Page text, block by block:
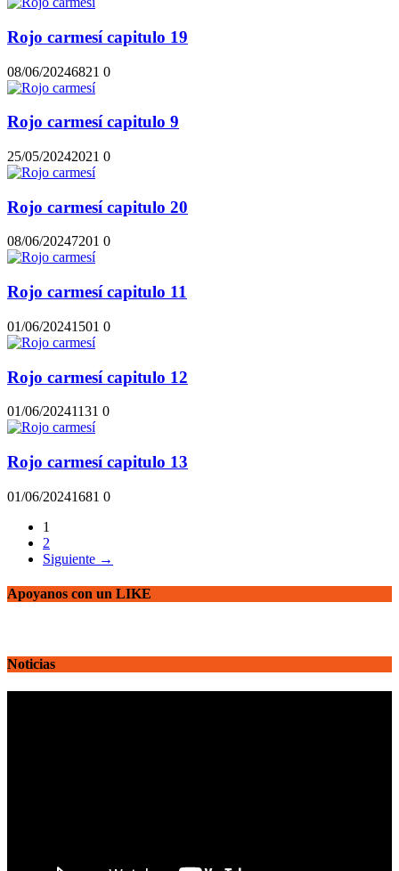
Rojo carmesí capitulo 19
08/06/20246821 0
Rojo carmesí capitulo 9
25/05/20242021 0
Rojo carmesí capitulo 20
08/06/20247201 0
Rojo carmesí capitulo 11
01/06/20241501 0
Rojo carmesí capitulo 12
01/06/20241131 0
Rojo carmesí capitulo 13
01/06/20241681 0
1
2
Siguiente →
Apoyanos con un LIKE
Noticias